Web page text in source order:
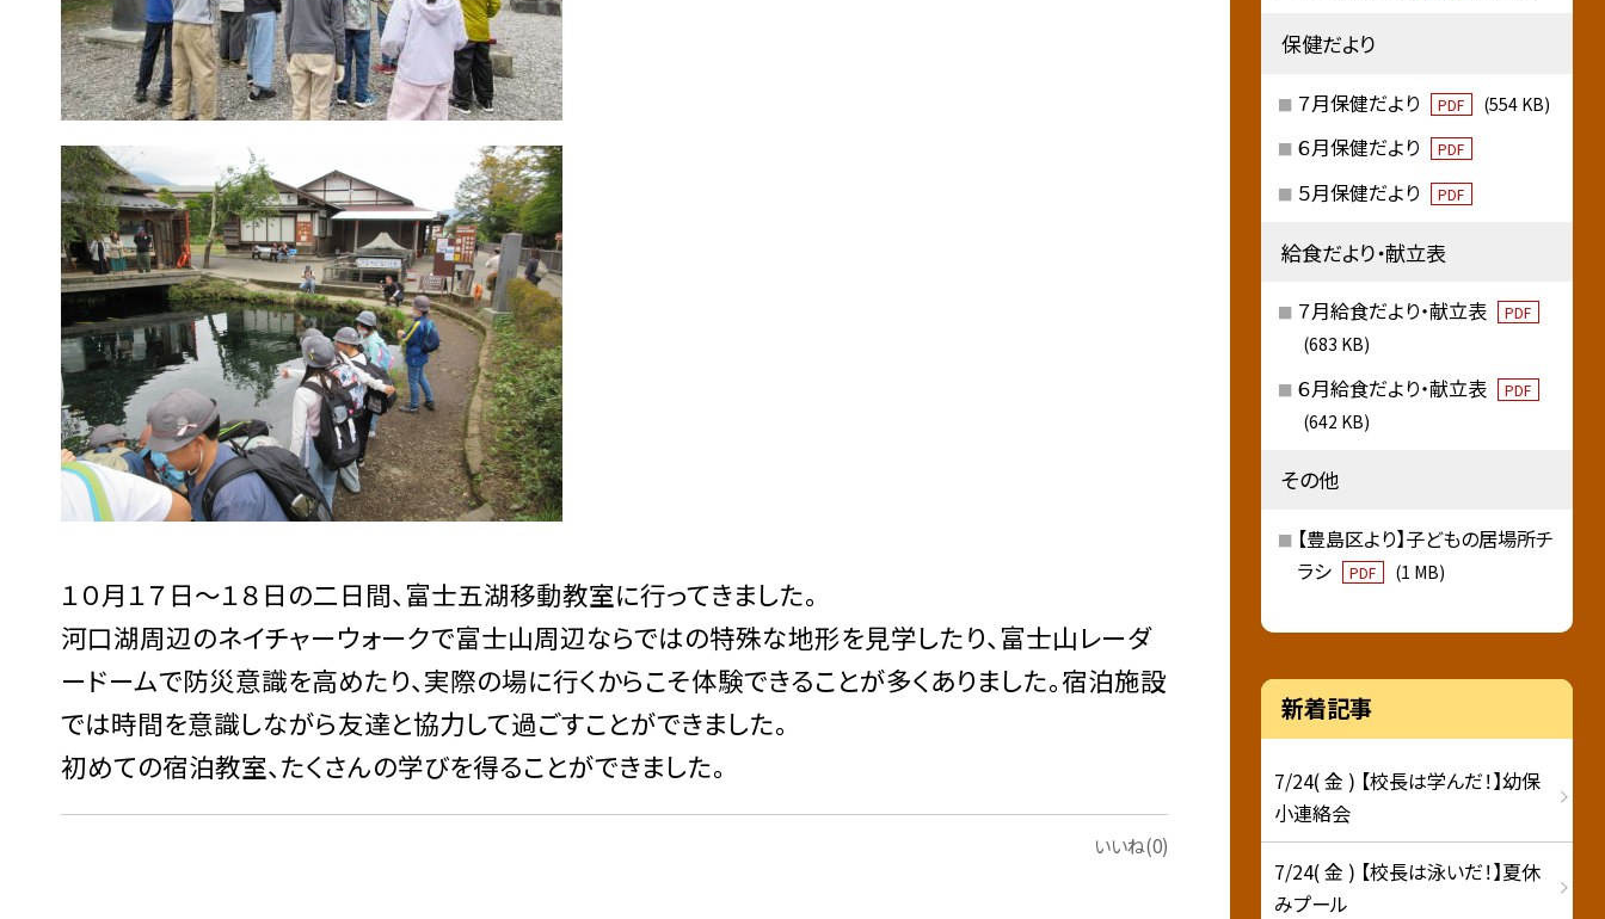
１０月１７日〜１８日の二日間、富士五湖移動教室に行ってきました。
河口湖周辺のネイチャーウォークで富士山周辺ならではの特殊な地形を見学したり、富士山レーダ
ードームで防災意識を高めたり、実際の場に行くからこそ体験できることが多くありました。宿泊施設
では時間を意識しながら友達と協力して過ごすことができました。
初めての宿泊教室、たくさんの学びを得ることができました。
いいね(0)
保健だより
７月保健だより PDF (554 KB)
６月保健だより PDF
５月保健だより PDF
給食だより・献立表
７月給食だより・献立表 PDF
(683 KB)
６月給食だより・献立表 PDF
(642 KB)
その他
【豊島区より】子どもの居場所チ
ラシ
PDF (1 MB)
新着記事
7/24( 金 ) 【校長は学んだ！】幼保
小連絡会
7/24( 金 ) 【校長は泳いだ！】夏休
みプール